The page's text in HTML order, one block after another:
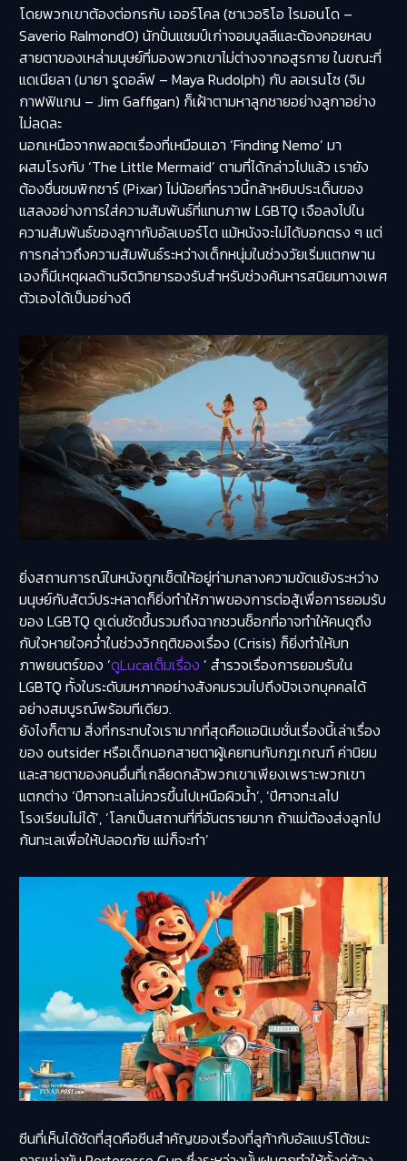
โดยพวกเขาต้องต่อกรกับ เออร์โคล (ซาเวอริโอ ไรมอนโด –
Saverio RaImondO) นักปั่นแชมป์เก่าจอมบูลลีและต้องคอยหลบ
สายตาของเหล่่ามนุษย์ที่มองพวกเขาไม่ต่างจากอสูรกาย ในขณะที่
แดเนียลา (มายา รูดอล์ฟ – Maya Rudolph) กับ ลอเรนโซ (จิม
กาฟฟิแกน – Jim Gaffigan) ก็เฝ้าตามหาลูกชายอย่างลูกาอย่าง
ไม่ลดละ
นอกเหนือจากพลอตเรื่องที่เหมือนเอา ‘Finding Nemo’ มา
ผสมโรงกับ ‘The Little Mermaid’ ตามที่ได้กล่าวไปแล้ว เรายัง
ต้องชื่นชมพิกซาร์ (Pixar) ไม่น้อยที่คราวนี้กล้าหยิบประเด็นของ
แสลงอย่างการใส่ความสัมพันธ์ที่แทนภาพ LGBTQ เจือลงไปใน
ความสัมพันธ์ของลูกากับอัลเบอร์โต แม้หนังจะไม่ได้บอกตรง ๆ แต่
การกล่าวถึงความสัมพันธ์ระหว่างเด็กหนุ่มในช่วงวัยเริ่มแตกพาน
เองก็มีเหตุผลด้านจิตวิทยารองรับสำหรับช่วงค้นหารสนิยมทางเพศ
ตัวเองได้เป็นอย่างดี
ยิ่งสถานการณ์ในหนังถูกเซ็ตให้อยู่ท่ามกลางความขัดแย้งระหว่าง
มนุษย์กับสัตว์ประหลาดก็ยิ่งทำให้ภาพของการต่อสู้เพื่อการยอมรับ
ของ LGBTQ ดูเด่นชัดขึ้นรวมถึงฉากชวนช็อกที่อาจทำให้คนดูถึง
กับใจหายใจคว่ำในช่วงวิกฤติของเรื่อง (Crisis) ก็ยิ่งทำให้บท
ภาพยนตร์ของ ‘ดูLucaเต็มเรื่อง ’ สำรวจเรื่องการยอมรับใน
LGBTQ ทั้งในระดับมหภาคอย่างสังคมรวมไปถึงปัจเจกบุคคลได้
อย่างสมบูรณ์พร้อมทีเดียว.
ยังไงก็ตาม สิ่งที่กระทบใจเรามากที่สุดคือแอนิเมชั่นเรื่องนี้เล่าเรื่อง
ของ outsider หรือเด็กนอกสายตาผู้เคยทนกับกฎเกณฑ์ ค่านิยม
และสายตาของคนอื่นที่เกลียดกลัวพวกเขาเพียงเพราะพวกเขา
แตกต่าง ‘ปีศาจทะเลไม่ควรขึ้นไปเหนือผิวน้ำ’, ‘ปีศาจทะเลไป
โรงเรียนไม่ได้’, ‘โลกเป็นสถานที่ที่อันตรายมาก ถ้าแม่ต้องส่งลูกไป
ก้นทะเลเพื่อให้ปลอดภัย แม่ก็จะทำ’
ซีนที่เห็นได้ชัดที่สุดคือซีนสำคัญของเรื่องที่ลูก้ากับอัลแบร์โต้ชนะ